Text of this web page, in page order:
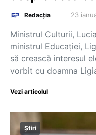
Redacția 23
Ministrul Culturii,
ministrul Educației,
să crească interesul
vorbit cu doamna
Vezi articolul
Știri